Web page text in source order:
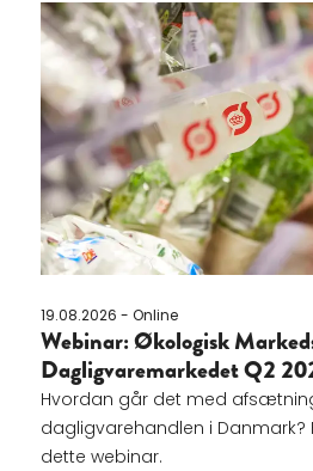
Den planterige tallerken i
Læs mere om Webinar:
19.08.2026 - Online
Webinar: Økologisk
Dagligvaremarkedet Q2
Hvordan går det med
dagligvarehandlen i Danmark?
dette webinar.